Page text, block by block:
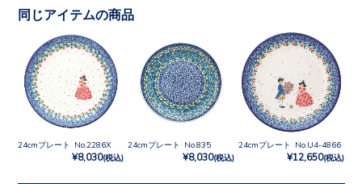
同じアイテムの商品
24cmプレート No.2286X
¥8,030(税込)
24cmプレート No.835
¥8,030(税込)
24cmプレート No.U4-4866
¥12,650(税込)